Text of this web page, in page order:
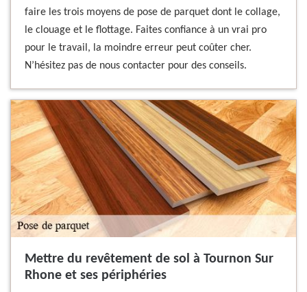
faire les trois moyens de pose de parquet dont le collage,
le clouage et le flottage. Faites confiance à un vrai pro
pour le travail, la moindre erreur peut coûter cher.
N’hésitez pas de nous contacter pour des conseils.
Mettre du revêtement de sol à Tournon Sur
Rhone et ses périphéries